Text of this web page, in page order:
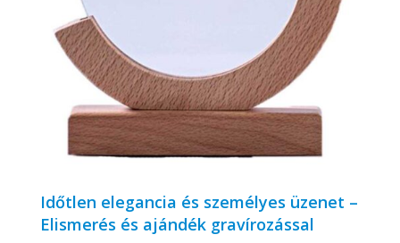
Időtlen elegancia és személyes üzenet –
Elismerés és ajándék gravírozással